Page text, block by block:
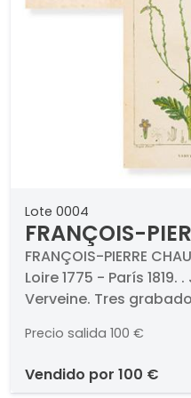
Lote 0004
FRANÇOIS-
- Jujubier, Gin-
FRANÇOIS-PIERRE
Loire 1775 - París
Verveine. Tres
124 mm cada una. .
Precio salida 100 €
vendido por 100 €